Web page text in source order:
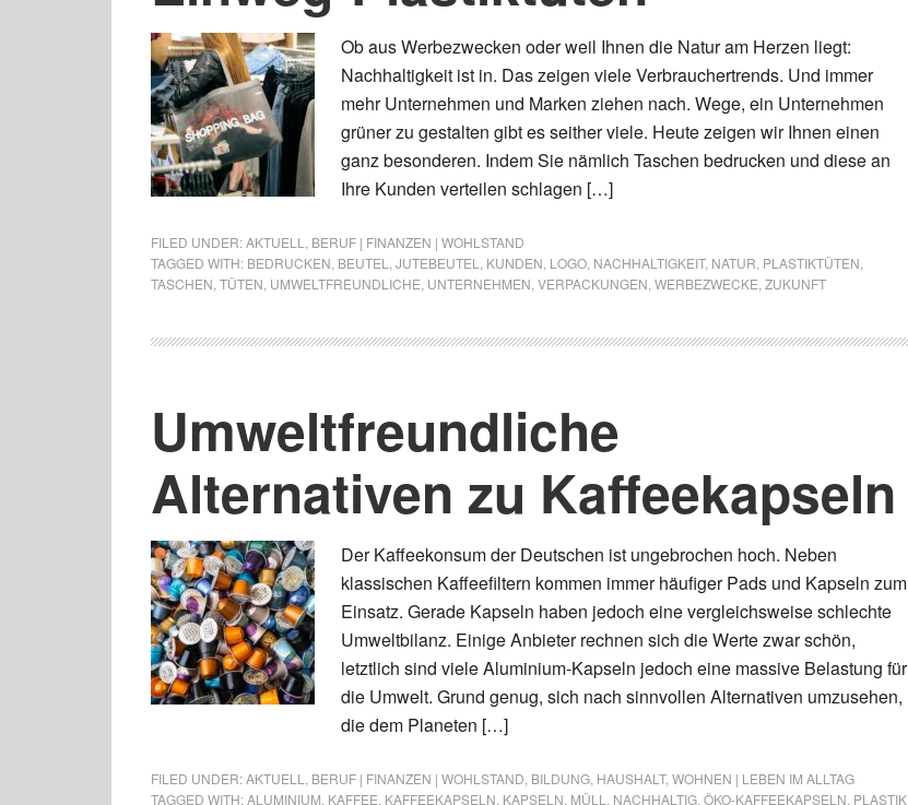
Ob aus Werbezwecken oder weil Ihnen die Natur am Herzen liegt:
Nachhaltigkeit ist in. Das zeigen viele Verbrauchertrends. Und immer
mehr Unternehmen und Marken ziehen nach. Wege, ein Unternehmen
grüner zu gestalten gibt es seither viele. Heute zeigen wir Ihnen einen
ganz besonderen. Indem Sie nämlich Taschen bedrucken und diese an
Ihre Kunden verteilen schlagen […]
FILED UNDER:AKTUELL
BERUF | FINANZEN | WOHLSTAND
TAGGED WITH: BEDRUCKEN BEUTEL JUTEBEUTEL KUNDEN LOGO NACHHALTIGKEIT, NATUR PLASTIKTÜTEN
TASCHEN TÜTEN UMWELTFREUNDLICHE UNTERNEHMEN VERPACKUNGEN WERBEZWECKE ZUKUNFT
Umweltfreundliche
Alternativen zu Kaffeekapseln
Der Kaffeekonsum der Deutschen ist ungebrochen hoch. Neben
klassischen Kaffeefiltern kommen immer häufiger Pads und Kapseln zum
Einsatz. Gerade Kapseln haben jedoch eine vergleichsweise schlechte
Umweltbilanz. Einige Anbieter rechnen sich die Werte zwar schön,
letztlich sind viele Aluminium-Kapseln jedoch eine massive Belastung für
die Umwelt. Grund genug, sich nach sinnvollen Alternativen umzusehen,
die dem Planeten […]
FILED UNDER:AKTUELL BERUF | FINANZEN | WOHLSTAND BILDUNG HAUSHALT, WOHNEN | LEBEN IM ALLTAG
TAGGED WITH:ALUMINIUM KAFFEE KAFFEEKAPSELN KAPSELN MÜLL NACHHALTIG ÖKO-KAFFEEKAPSELN PLASTIK